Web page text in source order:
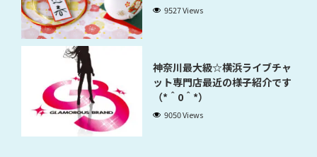
9527 Views
神奈川最大級☆横浜ライブチャ
ット専門店最近の様子紹介です
（*＾0＾*）
9050 Views